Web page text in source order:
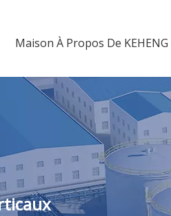
Maison À Propos De KEHENG